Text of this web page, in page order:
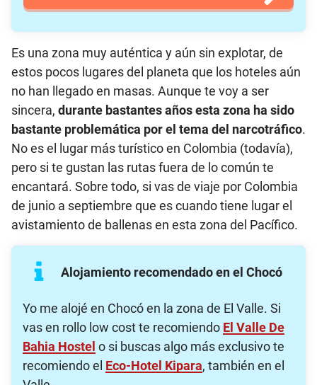
Es una zona muy auténtica y aún sin explotar, de
estos pocos lugares del planeta que los hoteles aún
no han llegado en masas. Aunque te voy a ser
sincera, durante bastantes años esta zona ha sido
bastante problemática por el tema del narcotráfico.
No es el lugar más turístico en Colombia (todavía),
pero si te gustan las rutas fuera de lo común te
encantará. Sobre todo, si vas de viaje por Colombia
de junio a septiembre que es cuando tiene lugar el
avistamiento de ballenas en esta zona del Pacífico.
Alojamiento recomendado en el Chocó
Yo me alojé en Chocó en la zona de El Valle. Si
vas en rollo low cost te recomiendo El Valle De
Bahia Hostel o si buscas algo más exclusivo te
recomiendo el Eco-Hotel Kipara, también en el